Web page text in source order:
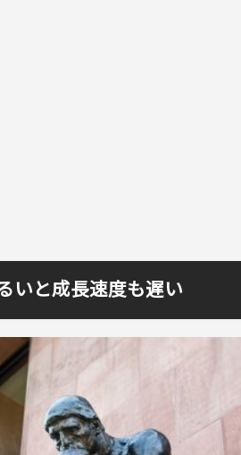
いと成長速度も遅い